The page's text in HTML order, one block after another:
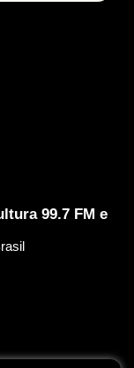
99.7 FM e